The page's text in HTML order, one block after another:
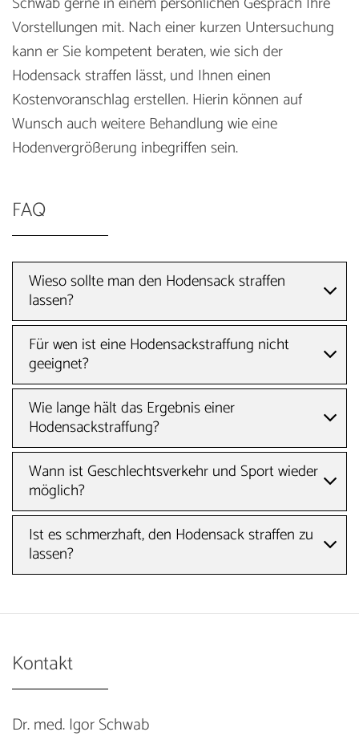
Vorstellungen mit. Nach einer kurzen Untersuchung
kann er Sie kompetent beraten, wie sich der
Hodensack straffen lässt, und Ihnen einen
Kostenvoranschlag erstellen. Hierin können auf
Wunsch auch weitere Behandlung wie eine
Hodenvergrößerung inbegriffen sein.
FAQ
Wieso sollte man den Hodensack straffen
lassen?
Für wen ist eine Hodensackstraffung nicht
geeignet?
Wie lange hält das Ergebnis einer
Hodensackstraffung?
Wann ist Geschlechtsverkehr und Sport wieder
möglich?
Ist es schmerzhaft, den Hodensack straffen zu
lassen?
Kontakt
Dr. med. Igor Schwab